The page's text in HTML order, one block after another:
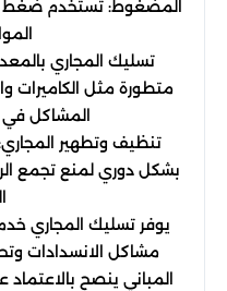
المضغوط: تستخدم ضغط
تسليك المجاري
متطورة مثل الكاميرات
المشاكل في
تنظيف وتطهير
بشكل دوري لمنع تجمع
يوفر تسليك المجاري
مشاكل الانسدادات
المباني ينصح